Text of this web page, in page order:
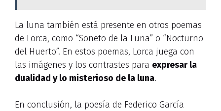
La luna también está presente en otros poemas
de Lorca, como “Soneto de la Luna” o “Nocturno
del Huerto”. En estos poemas, Lorca juega con
las imágenes y los contrastes para expresar la
dualidad y lo misterioso de la luna.
En conclusión, la poesía de Federico García